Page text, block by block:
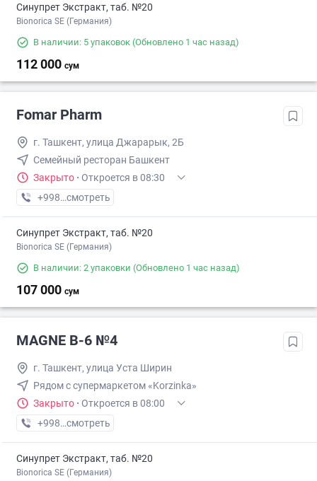
Синупрет Экстракт, таб. №20
Bionorica SE (Германия)
В наличии: 5 упаковок (Обновлено 1 час назад)
112 000 сум
Fomar Pharm
г. Ташкент, улица Джарарык, 2Б
Семейный ресторан Башкент
Закрыто · Откроется в 08:30
+998 (93) XXX-XX-XX
смотреть
Синупрет Экстракт, таб. №20
Bionorica SE (Германия)
В наличии: 2 упаковки (Обновлено 1 час назад)
107 000 сум
MAGNE B-6 №4
г. Ташкент, улица Уста Ширин
Рядом с супермаркетом «Korzinka»
Закрыто · Откроется в 08:00
+998 (71) XXX-XX-XX
смотреть
Синупрет Экстракт, таб. №20
Bionorica SE (Германия)